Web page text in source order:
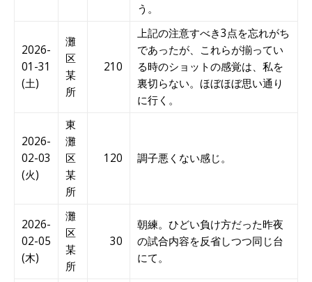
う。
2026-
01-31
(土)
灘
区
某
所
210
上記の注意すべき3点を忘れがち
であったが、これらが揃ってい
る時のショットの感覚は、私を
裏切らない。ほぼほぼ思い通り
に行く。
2026-
02-03
(火)
東
灘
区
某
所
120 調子悪くない感じ。
2026-
02-05
(木)
灘
区
某
所
30
朝練。ひどい負け方だった昨夜
の試合内容を反省しつつ同じ台
にて。